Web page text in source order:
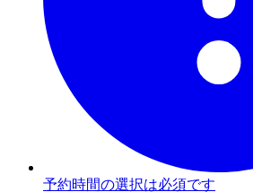
予約時間の選択は必須です